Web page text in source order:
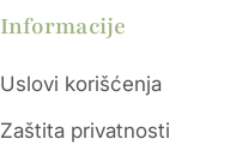
Informacije
Uslovi korišćenja
Zaštita privatnosti